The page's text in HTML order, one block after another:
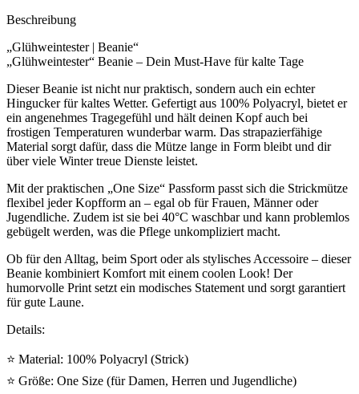
Beschreibung
„Glühweintester | Beanie“
„Glühweintester“ Beanie – Dein Must-Have für kalte Tage
Dieser Beanie ist nicht nur praktisch, sondern auch ein echter
Hingucker für kaltes Wetter. Gefertigt aus 100% Polyacryl, bietet er
ein angenehmes Tragegefühl und hält deinen Kopf auch bei
frostigen Temperaturen wunderbar warm. Das strapazierfähige
Material sorgt dafür, dass die Mütze lange in Form bleibt und dir
über viele Winter treue Dienste leistet.
Mit der praktischen „One Size“ Passform passt sich die Strickmütze
flexibel jeder Kopfform an – egal ob für Frauen, Männer oder
Jugendliche. Zudem ist sie bei 40°C waschbar und kann problemlos
gebügelt werden, was die Pflege unkompliziert macht.
Ob für den Alltag, beim Sport oder als stylisches Accessoire – dieser
Beanie kombiniert Komfort mit einem coolen Look! Der
humorvolle Print setzt ein modisches Statement und sorgt garantiert
für gute Laune.
Details:
⭐ Material: 100% Polyacryl (Strick)
⭐ Größe: One Size (für Damen, Herren und Jugendliche)